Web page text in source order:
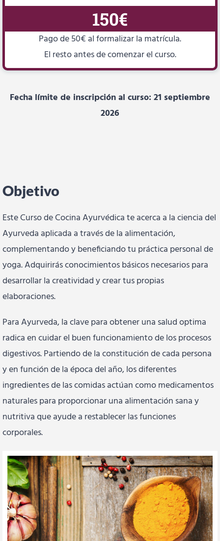
150€
Pago de 50€ al formalizar la matrícula.
El resto antes de comenzar el curso.
Fecha límite de inscripción al curso: 21 septiembre
2026
Objetivo
Este Curso de Cocina Ayurvédica te acerca a la ciencia del
Ayurveda aplicada a través de la alimentación,
complementando y beneficiando tu práctica personal de
yoga. Adquirirás conocimientos básicos necesarios para
desarrollar la creatividad y crear tus propias
elaboraciones.
Para Ayurveda, la clave para obtener una salud optima
radica en cuidar el buen funcionamiento de los procesos
digestivos. Partiendo de la constitución de cada persona
y en función de la época del año, los diferentes
ingredientes de las comidas actúan como medicamentos
naturales para proporcionar una alimentación sana y
nutritiva que ayude a restablecer las funciones
corporales.